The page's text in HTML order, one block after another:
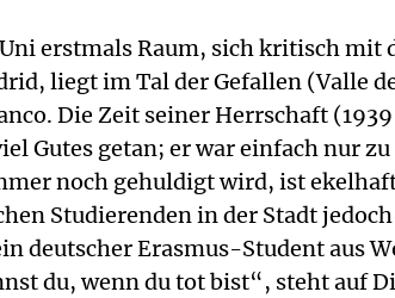
erstmals Raum, sich kritisch mit
liegt im Tal der Gefallen (Valle
Die Zeit seiner Herrschaft
Gutes getan; er war einfach nur
noch gehuldigt wird, ist
Studierenden in der Stadt
deutscher Erasmus-Student aus
du, wenn du tot bist“, steht auf